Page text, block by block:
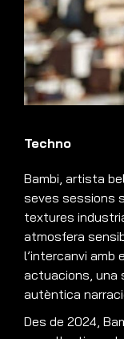
Techno
Bambi, artista
seves sessions
textures
atmosfera
l’intercanvi amb
actuacions, una
autèntica
Des de 2024,